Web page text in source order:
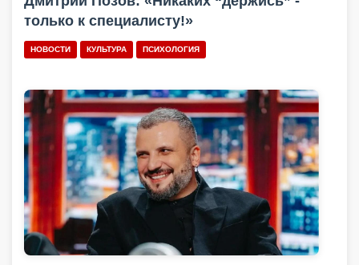
только к специалисту!»
НОВОСТИ КУЛЬТУРА ПСИХОЛОГИЯ